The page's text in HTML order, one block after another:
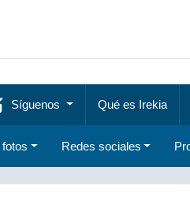
Síguenos Qué es Irekia
Redes sociales